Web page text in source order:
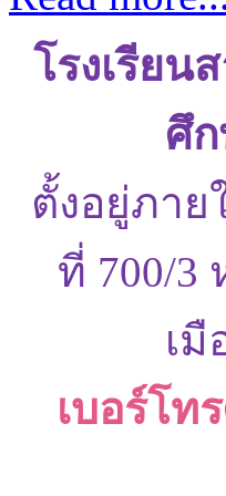
โรงเรียน
ศึ
ตั้งอยู่ภา
ที่ 700/3
เ
เบอร์โท